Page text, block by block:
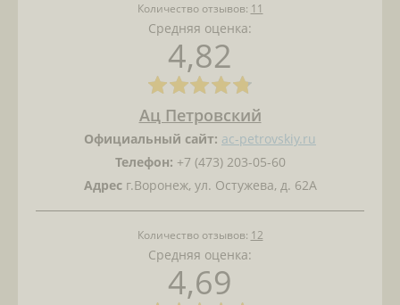
Количество отзывов: 11
Средняя оценка:
4,82
Ац Петровский
Официальный сайт: ac-petrovskiy.ru
Телефон: +7 (473) 203-05-60
Адресг.Воронеж, ул. Остужева, д. 62А
Количество отзывов: 12
Средняя оценка:
4,69